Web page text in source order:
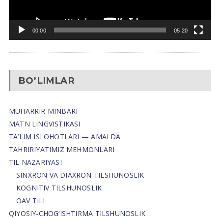
00:00 05:20
BO’LIMLAR
MUHARRIR MINBARI
MATN LINGVISTIKASI
TA’LIM ISLOHOTLARI — AMALDA
TAHRIRIYATIMIZ MEHMONLARI
TIL NAZARIYASI
SINXRON VA DIAXRON TILSHUNOSLIK
KOGNITIV TILSHUNOSLIK
OAV TILI
QIYOSIY-CHOG‘ISHTIRMA TILSHUNOSLIK